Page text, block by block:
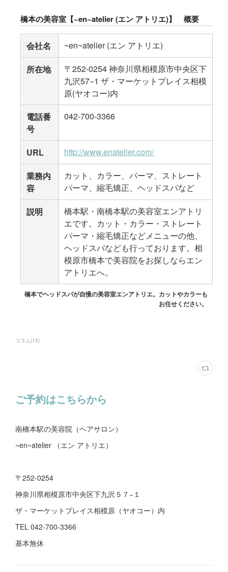
コラム(15)
ご予約はこちらから
南橋本駅の美容院（ヘアサロン）
~en~atelier （エン アトリエ）
〒252-0254
神奈川県相模原市中央区下九沢５７−１
ザ・マーケットプレイス相模原（ヤオコー）内
TEL 042-700-3366
基本無休